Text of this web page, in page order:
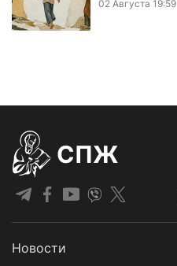
02 Августа 19:59
СПЖ
Новости